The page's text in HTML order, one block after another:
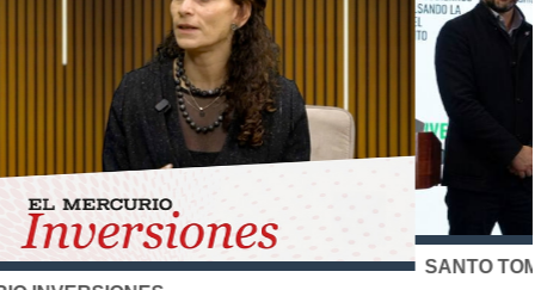
SANTO TOMÁS